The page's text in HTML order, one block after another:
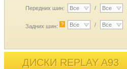
Передних шин: Все / Все
Задних шин: ? Все / Все
ДИСКИ REPLAY A93